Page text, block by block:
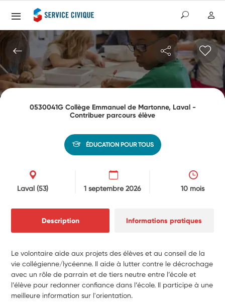
0530041G Collège Emmanuel de Martonne, Laval -
Contribuer parcours élève
ÉDUCATION POUR TOUS
Laval (53) 1 septembre 2026 10 mois
Description Informations pratiques
Le volontaire aide aux projets des élèves et au conseil de la
vie collégienne/lycéenne. Il aide à lutter contre le décrochage
avec un rôle de parrain et de tiers neutre entre l’école et
l’élève pour redonner confiance dans l’école. Il participe à une
meilleure information sur l'orientation.